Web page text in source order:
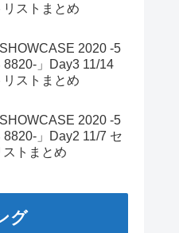
リストまとめ
SHOWCASE 2020 -5
8820-」Day3 11/14
リストまとめ
SHOWCASE 2020 -5
8820-」Day2 11/7 セ
ストまとめ
グ